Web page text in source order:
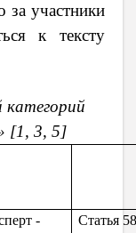
за участники
к тексту
категорий
[1, 3, 5]
-
Статья